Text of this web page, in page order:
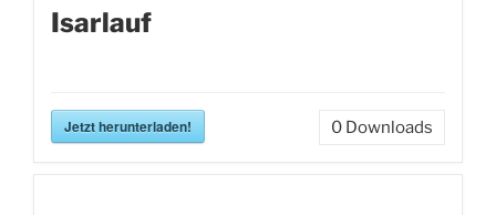
Isarlauf
Jetzt herunterladen! 0 Downloads